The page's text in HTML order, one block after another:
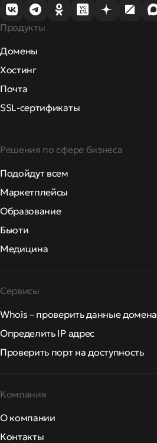
Продукты
Домены
Хостинг
Почта
SSL-сертификаты
Решения по сфере бизнеса
Подойдут всем
Маркетплейсы
Образование
Бьюти
Медицина
Сервисы
Whois – проверить данные домена
Определить IP адрес
Проверить порт на доступность
Компания
О компании
Контакты